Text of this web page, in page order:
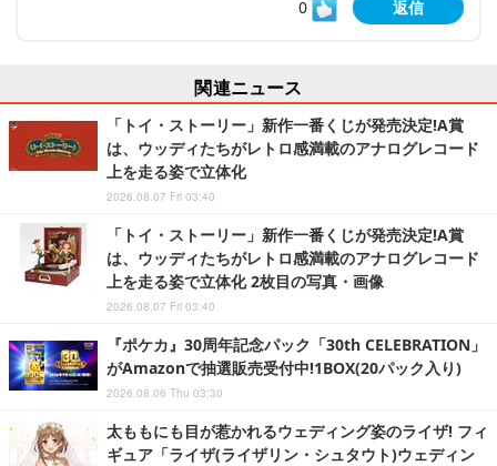
0
返信
関連ニュース
「トイ・ストーリー」新作一番くじが発売決定!A賞
は、ウッディたちがレトロ感満載のアナログレコード
上を走る姿で立体化
2026.08.07 Fri 03:40
「トイ・ストーリー」新作一番くじが発売決定!A賞
は、ウッディたちがレトロ感満載のアナログレコード
上を走る姿で立体化 2枚目の写真・画像
2026.08.07 Fri 03:40
『ポケカ』30周年記念パック「30th CELEBRATION」
がAmazonで抽選販売受付中!1BOX(20パック入り)
2026.08.06 Thu 03:30
太ももにも目が惹かれるウェディング姿のライザ! フィ
ギュア「ライザ(ライザリン・シュタウト)ウェディン